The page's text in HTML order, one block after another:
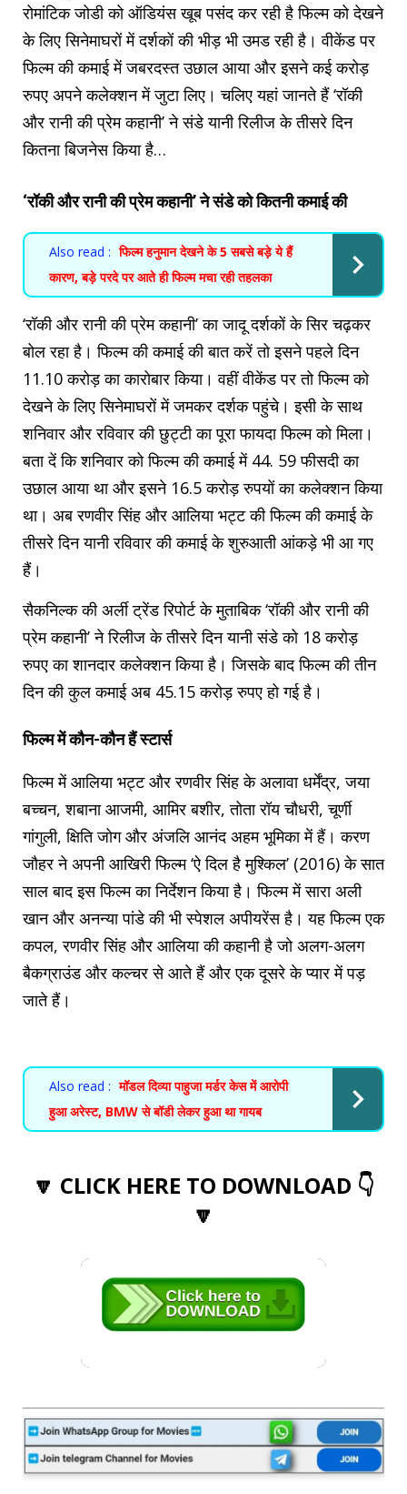
रोमांटिक जोडी को ऑडियंस खूब पसंद कर रही है फिल्म को देखने
के लिए सिनेमाघरों में दर्शकों की भीड़ भी उमड रही है। वीकेंड पर
फिल्म की कमाई में जबरदस्त उछाल आया और इसने कई करोड़
रुपए अपने कलेक्शन में जुटा लिए। चलिए यहां जानते हैं ‘रॉकी
और रानी की प्रेम कहानी’ ने संडे यानी रिलीज के तीसरे दिन
कितना बिजनेस किया है…
‘रॉकी और रानी की प्रेम कहानी’ ने संडे को कितनी कमाई की
Also read : फिल्म हनुमान देखने के 5 सबसे बड़े ये हैं
कारण, बड़े परदे पर आते ही फिल्म मचा रही तहलका
‘रॉकी और रानी की प्रेम कहानी’ का जादू दर्शकों के सिर चढ़कर
बोल रहा है। फिल्म की कमाई की बात करें तो इसने पहले दिन
11.10 करोड़ का कारोबार किया। वहीं वीकेंड पर तो फिल्म को
देखने के लिए सिनेमाघरों में जमकर दर्शक पहुंचे। इसी के साथ
शनिवार और रविवार की छुट्टी का पूरा फायदा फिल्म को मिला।
बता दें कि शनिवार को फिल्म की कमाई में 44. 59 फीसदी का
उछाल आया था और इसने 16.5 करोड़ रुपयों का कलेक्शन किया
था। अब रणवीर सिंह और आलिया भट्ट की फिल्म की कमाई के
तीसरे दिन यानी रविवार की कमाई के शुरुआती आंकड़े भी आ गए
हैं।
सैकनिल्क की अर्ली ट्रेंड रिपोर्ट के मुताबिक ‘रॉकी और रानी की
प्रेम कहानी’ ने रिलीज के तीसरे दिन यानी संडे को 18 करोड़
रुपए का शानदार कलेक्शन किया है। जिसके बाद फिल्म की तीन
दिन की कुल कमाई अब 45.15 करोड़ रुपए हो गई है।
फिल्म में कौन-कौन हैं स्टार्स
फिल्म में आलिया भट्ट और रणवीर सिंह के अलावा धर्मेंद्र, जया
बच्चन, शबाना आजमी, आमिर बशीर, तोता रॉय चौधरी, चूर्णी
गांगुली, क्षिति जोग और अंजलि आनंद अहम भूमिका में हैं। करण
जौहर ने अपनी आखिरी फिल्म ‘ऐ दिल है मुश्किल’ (2016) के सात
साल बाद इस फिल्म का निर्देशन किया है। फिल्म में सारा अली
खान और अनन्या पांडे की भी स्पेशल अपीयरेंस है। यह फिल्म एक
कपल, रणवीर सिंह और आलिया की कहानी है जो अलग-अलग
बैकग्राउंड और कल्चर से आते हैं और एक दूसरे के प्यार में पड़
जाते हैं।
Also read : मॉडल दिव्या पाहुजा मर्डर केस में आरोपी
हुआ अरेस्ट, BMW से बॉडी लेकर हुआ था गायब
🔽 CLICK HERE TO DOWNLOAD 👇
🔽